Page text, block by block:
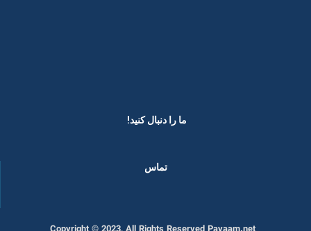
ما را دنبال کنید! ​
تماس